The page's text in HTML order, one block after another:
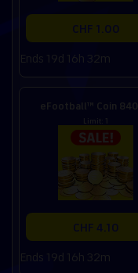
CHF 1.00
Ends 19d 16h 32m
eFootball™ Coin 840
Limit: 1
CHF 4.10
Ends 19d 16h 32m